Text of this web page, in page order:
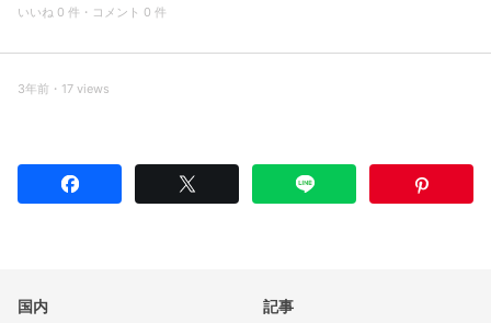
いいね 0 件・コメント 0 件
3年前・17 views
国内 記事